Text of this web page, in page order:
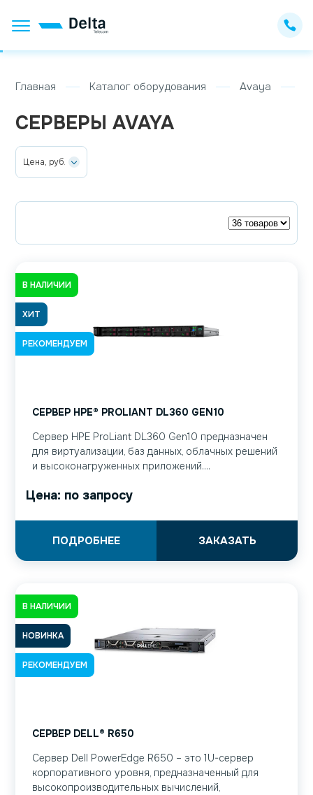
Главная Каталог оборудования Avaya
СЕРВЕРЫ AVAYA
Цена, руб.
В НАЛИЧИИ
ХИТ
РЕКОМЕНДУЕМ
СЕРВЕР HPE® PROLIANT DL360 GEN10
Cервер HPE ProLiant DL360 Gen10 предназначен
для виртуализации, баз данных, облачных решений
и высоконагруженных приложений....
Цена: по запросу
ЗАКАЗАТЬ
ПОДРОБНЕЕ
В НАЛИЧИИ
НОВИНКА
РЕКОМЕНДУЕМ
СЕРВЕР DELL® R650
Сервер Dell PowerEdge R650 – это 1U-сервер
корпоративного уровня, предназначенный для
высокопроизводительных вычислений,